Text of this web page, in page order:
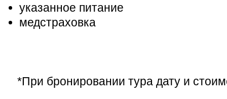
указанное питание
медстраховка
*При бронировании тура дату и